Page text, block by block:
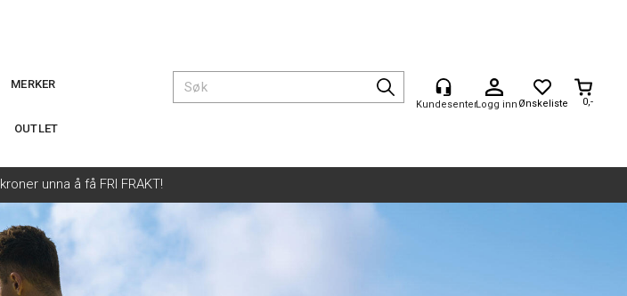
Logg inn 0,-
MERKER
OUTLET
kroner unna å få FRI FRAKT!